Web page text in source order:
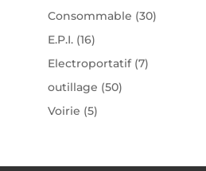
Consommable (30)
E.P.I. (16)
Electroportatif (7)
outillage (50)
Voirie (5)